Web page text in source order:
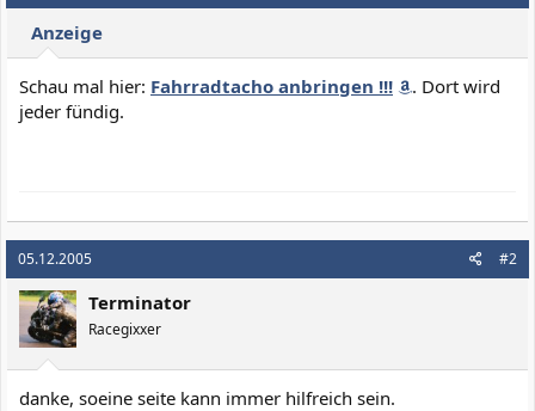
Anzeige
Schau mal hier: Fahrradtacho anbringen !!!
. Dort wird
jeder fündig.
05.12.2005 #2
Terminator
Racegixxer
danke, soeine seite kann immer hilfreich sein.